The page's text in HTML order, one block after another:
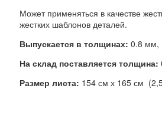
Может применяться в качестве
жестких шаблонов деталей.
Выпускается в толщинах: 0.8 мм,
На склад поставляется толщина:
Размер листа: 154 см х 165 см